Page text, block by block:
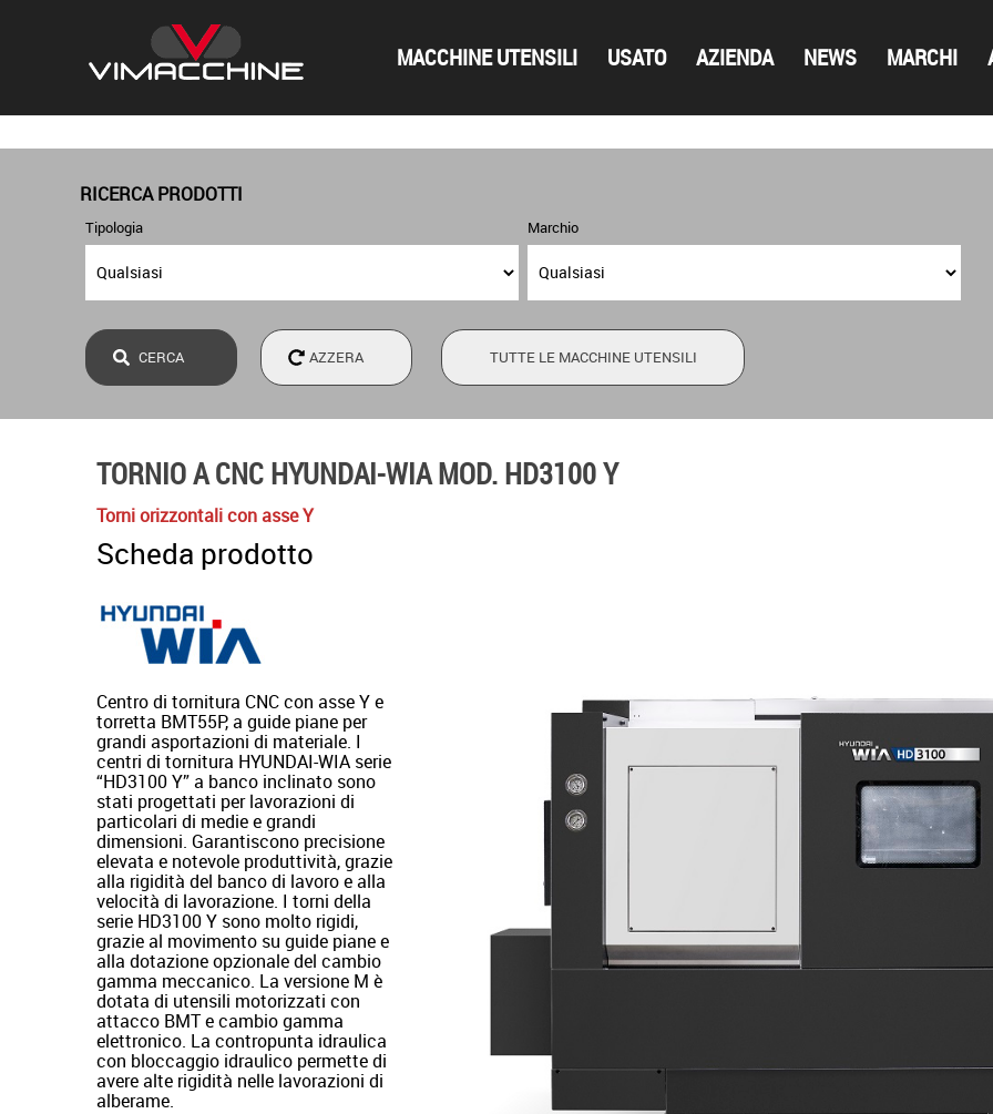
MACCHINE UTENSILI USATO AZIENDA NEWS MARCHI
RICERCA PRODOTTI
Tipologia Marchio
TUTTE LE MACCHINE UTENSILI
TORNIO A CNC HYUNDAI-WIA MOD. HD3100 Y
Torni orizzontali con asse Y
Scheda prodotto
Centro di tornitura CNC con asse Y e
torretta BMT55P, a guide piane per
grandi asportazioni di materiale. I
centri di tornitura HYUNDAI-WIA serie
“HD3100 Y” a banco inclinato sono
stati progettati per lavorazioni di
particolari di medie e grandi
dimensioni. Garantiscono precisione
elevata e notevole produttività, grazie
alla rigidità del banco di lavoro e alla
velocità di lavorazione. I torni della
serie HD3100 Y sono molto rigidi,
grazie al movimento su guide piane e
alla dotazione opzionale del cambio
gamma meccanico. La versione M è
dotata di utensili motorizzati con
attacco BMT e cambio gamma
elettronico. La contropunta idraulica
con bloccaggio idraulico permette di
avere alte rigidità nelle lavorazioni di
alberame.